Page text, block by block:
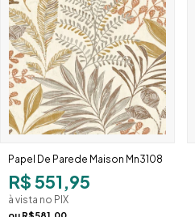
Papel De Parede Maison Mn3108
R$ 551,95
à vista no PIX